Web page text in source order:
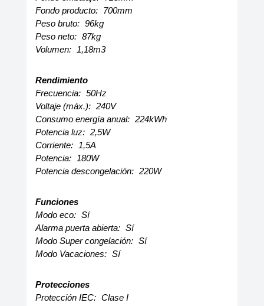
Fondo producto: 700mm
Peso bruto: 96kg
Peso neto: 87kg
Volumen: 1,18m3
Rendimiento
Frecuencia: 50Hz
Voltaje (máx.): 240V
Consumo energía anual: 224kWh
Potencia luz: 2,5W
Corriente: 1,5A
Potencia: 180W
Potencia descongelación: 220W
Funciones
Modo eco: Sí
Alarma puerta abierta: Sí
Modo Super congelación: Sí
Modo Vacaciones: Sí
Protecciones
Protección IEC: Clase I